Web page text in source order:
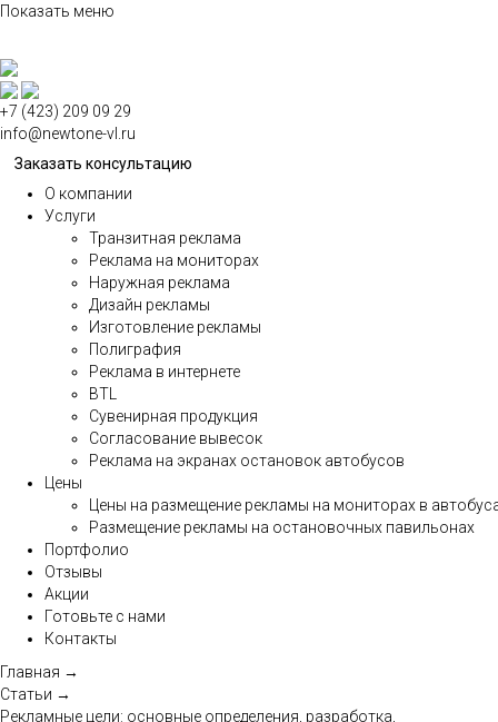
Показать меню
+7 (423) 209 09 29
info@newtone-vl.ru
Заказать консультацию
О компании
Услуги
Транзитная реклама
Реклама на мониторах
Наружная реклама
Дизайн рекламы
Изготовление рекламы
Полиграфия
Реклама в интернете
BTL
Сувенирная продукция
Согласование вывесок
Реклама на экранах остановок автобусов
Цены
Цены на размещение рекламы на мониторах в
Размещение рекламы на остановочных павильонах
Портфолио
Отзывы
Акции
Готовьте с нами
Контакты
Главная →
Статьи →
Рекламные цели: основные определения, разработка,